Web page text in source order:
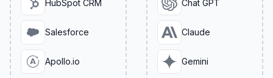
HubSpot CRM
Salesforce
Apollo.io
Chat GPT
Claude
Gemini